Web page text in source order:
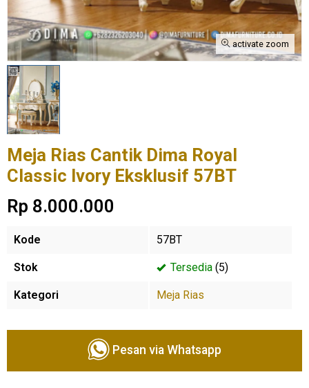
activate zoom
Meja Rias Cantik Dima Royal
Classic Ivory Eksklusif 57BT
Rp 8.000.000
Kode 57BT
Stok Tersedia (5)
Kategori Meja Rias
Pesan via Whatsapp